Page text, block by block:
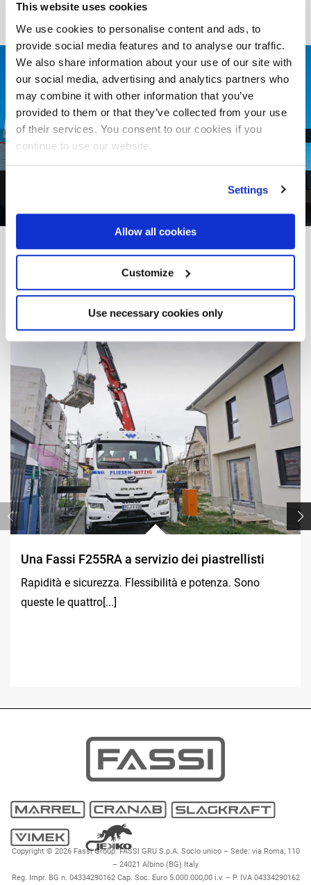
This website uses cookies
We use cookies to personalise content and ads, to
provide social media features and to analyse our traffic.
We also share information about your use of our site with
our social media, advertising and analytics partners who
may combine it with other information that you’ve
provided to them or that they’ve collected from your use
of their services. You consent to our cookies if you
continue to use our website.
Settings
Allow all cookies
Customize
Use necessary cookies only
DAL PROGETTO ALLA REALTÀ
AltreRealizzazioni
Una Fassi F255RA a servizio dei piastrellisti
Rapidità e sicurezza. Flessibilità e potenza. Sono
queste le quattro[...]
Copyright © 2026 Fassi Group. FASSI GRU S.p.A. Socio unico – Sede: via Roma, 110
– 24021 Albino (BG) Italy
Reg. Impr. BG n. 04334290162 Cap. Soc. Euro 5.000.000,00 i.v. – P. IVA 04334290162